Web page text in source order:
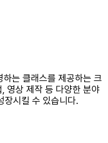
는 클래스를 제공하는 크
영상 제작 등 다양한 분야
장시킬 수 있습니다.